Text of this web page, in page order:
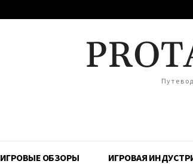
ИГРОВЫЕ ОБЗОРЫ ИГРОВАЯ